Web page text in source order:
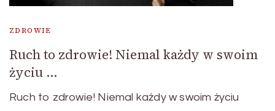
ZDROWIE
Ruch to zdrowie! Niemal każdy w swoim
życiu …
Ruch to zdrowie! Niemal każdy w swoim życiu